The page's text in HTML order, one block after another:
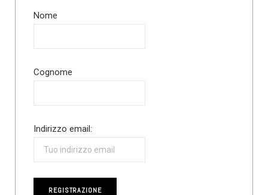
Nome
Cognome
Indirizzo email: